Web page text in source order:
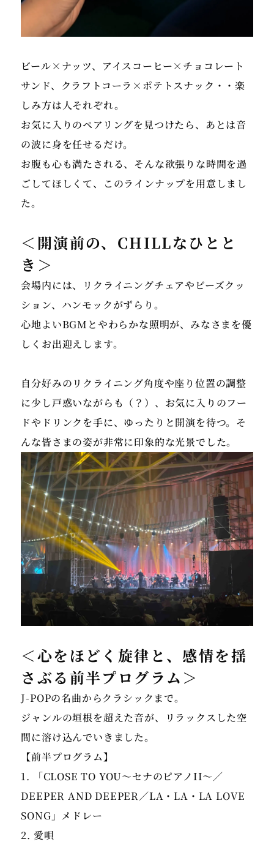
ビール×ナッツ、アイスコーヒー×チョコレート
サンド、クラフトコーラ×ポテトスナック・・楽
しみ方は人それぞれ。
お気に入りのペアリングを見つけたら、あとは音
の波に身を任せるだけ。
お腹も心も満たされる、そんな欲張りな時間を過
ごしてほしくて、このラインナップを用意しまし
＜開演前の、CHILLなひとと
き＞
会場内には、リクライニングチェアやビーズクッ
ション、ハンモックがずらり。
心地よいBGMとやわらかな照明が、みなさまを優
しくお出迎えします。
自分好みのリクライニング角度や座り位置の調整
に少し戸惑いながらも（？）、お気に入りのフー
ドやドリンクを手に、ゆったりと開演を待つ。そ
＜心をほどく旋律と、感情を揺
さぶる前半プログラム＞
J-POPの名曲からクラシックまで。
ジャンルの垣根を超えた音が、リラックスした空
間に溶け込んでいきました。
【前半プログラム】
1. 「CLOSE TO YOU〜セナのピアノII〜／
DEEPER AND DEEPER／LA・LA・LA LOVE
SONG」メドレー
2. 愛唄